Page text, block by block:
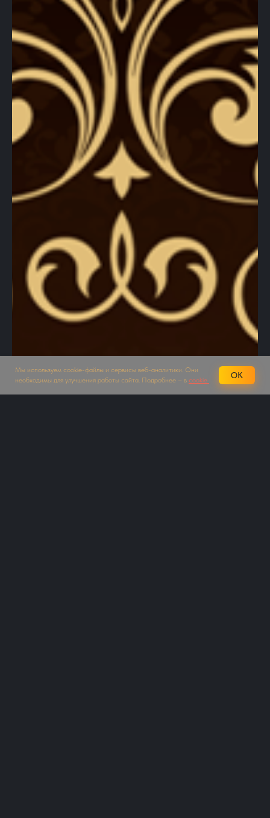
Мы используем cookie-файлы и сервисы веб-аналитики. Они
необходимы для улучшения работы сайта. Подробнее – в cookie
OK